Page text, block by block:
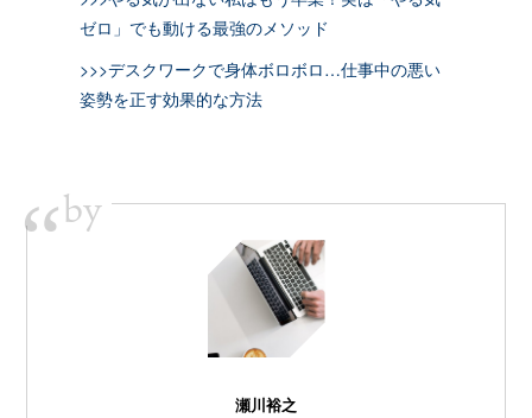
ゼロ」でも動ける最強のメソッド
>>>デスクワークで身体ボロボロ…仕事中の悪い
姿勢を正す効果的な方法
“by
瀬川裕之